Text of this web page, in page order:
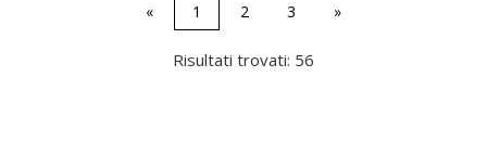
« 1 2 3 »
Risultati trovati: 56